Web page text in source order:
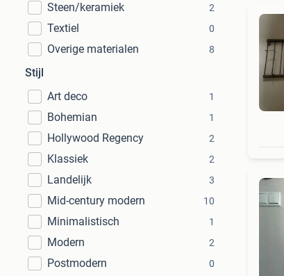
Steen/keramiek 2
Textiel 0
Overige materialen 8
Stijl
Art deco
1
Bohemian 1
Hollywood Regency 2
Klassiek 2
Landelijk 3
Mid-century modern 10
Minimalistisch 1
Modern 2
Postmodern 0